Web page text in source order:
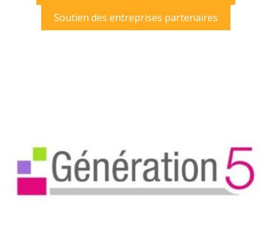
Soutien des entreprises partenaires